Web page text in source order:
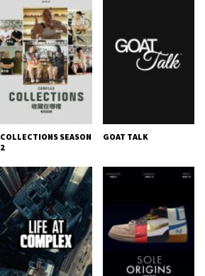
COLLECTIONS SEASON
2
GOAT TALK